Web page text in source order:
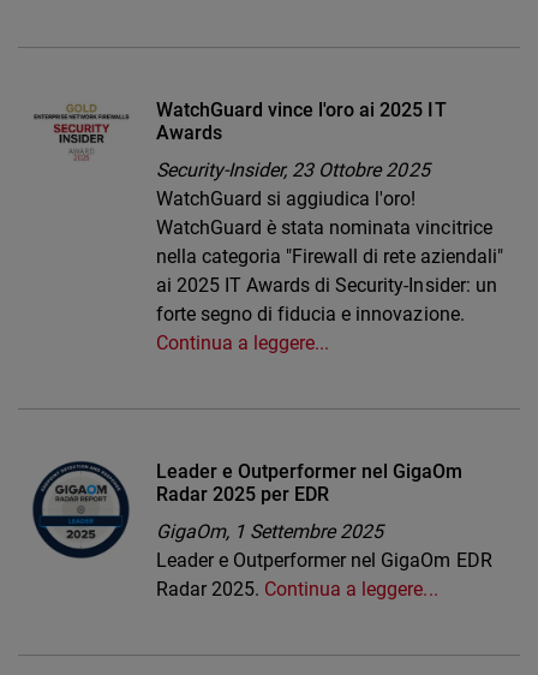
WatchGuard vince l'oro ai 2025 IT
Awards
Security-Insider, 23 Ottobre 2025
WatchGuard si aggiudica l'oro!
WatchGuard è stata nominata vincitrice
nella categoria "Firewall di rete aziendali"
ai 2025 IT Awards di Security-Insider: un
forte segno di fiducia e innovazione.
Continua a leggere...
Leader e Outperformer nel GigaOm
Radar 2025 per EDR
GigaOm, 1 Settembre 2025
Leader e Outperformer nel GigaOm EDR
Radar 2025. Continua a leggere...